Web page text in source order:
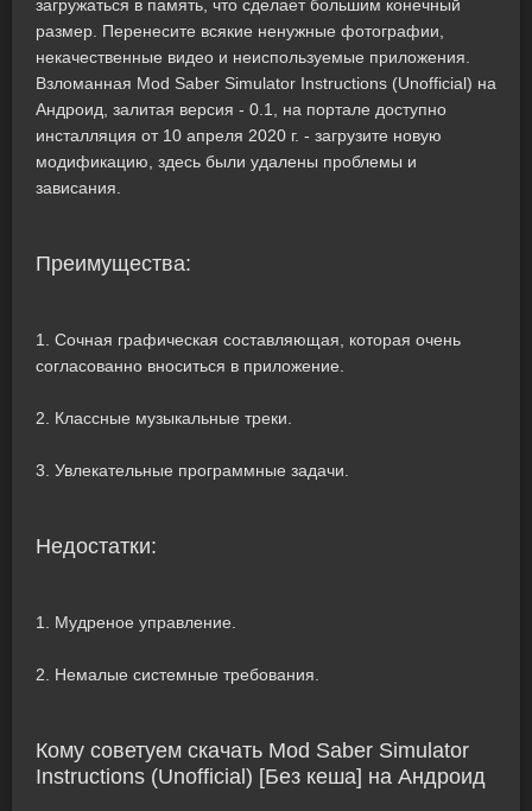
загружаться в память, что сделает большим конечный
размер. Перенесите всякие ненужные фотографии,
некачественные видео и неиспользуемые приложения.
Взломанная Mod Saber Simulator Instructions (Unofficial) на
Андроид, залитая версия - 0.1, на портале доступно
инсталляция от 10 апреля 2020 г. - загрузите новую
модификацию, здесь были удалены проблемы и
зависания.
Преимущества:
1. Сочная графическая составляющая, которая очень
согласованно вноситься в приложение.
2. Классные музыкальные треки.
3. Увлекательные программные задачи.
Недостатки:
1. Мудреное управление.
2. Немалые системные требования.
Кому советуем скачать Mod Saber Simulator
Instructions (Unofficial) [Без кеша] на Андроид